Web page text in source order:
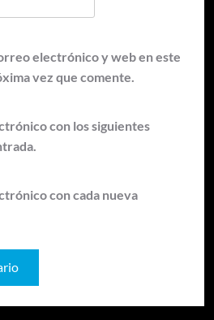
electrónico y web en este
vez que comente.
con los siguientes
con cada nueva